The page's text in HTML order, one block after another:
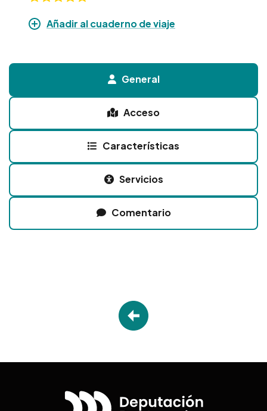
Añadir al cuaderno de viaje
General
Acceso
Características
Servicios
Comentario